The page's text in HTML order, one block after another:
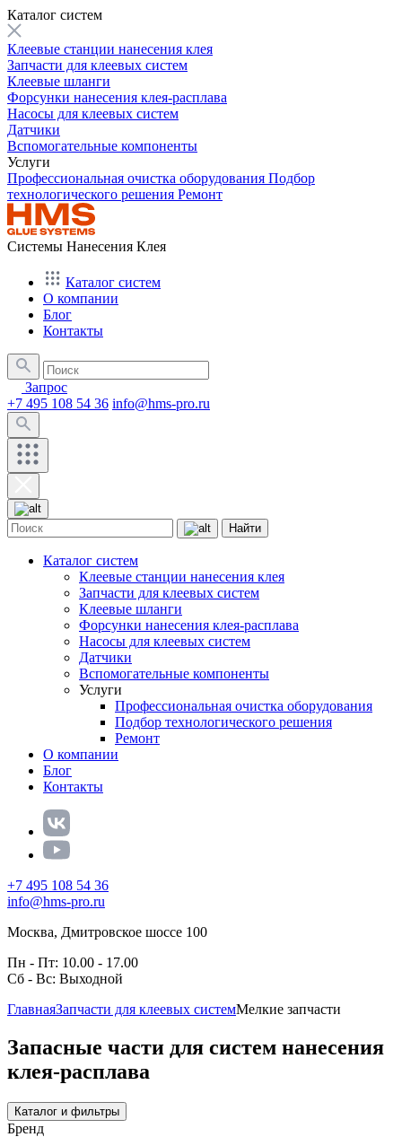
Каталог систем
Клеевые станции нанесения клея
Запчасти для клеевых систем
Клеевые шланги
Форсунки нанесения клея-расплава
Насосы для клеевых систем
Датчики
Вспомогательные компоненты
Услуги
Профессиональная очистка оборудования Подбор
технологического решения Ремонт
Системы Нанесения Клея
Каталог систем
О компании
Блог
Контакты
Запрос
+7 495 108 54 36 info@hms-pro.ru
Найти
Каталог систем
Клеевые станции нанесения клея
Запчасти для клеевых систем
Клеевые шланги
Форсунки нанесения клея-расплава
Насосы для клеевых систем
Датчики
Вспомогательные компоненты
Услуги
Профессиональная очистка оборудования
Подбор технологического решения
Ремонт
О компании
Блог
Контакты
+7 495 108 54 36
info@hms-pro.ru
Москва, Дмитровское шоссе 100
Пн - Пт: 10.00 - 17.00
Сб - Вс: Выходной
ГлавнаяЗапчасти для клеевых системМелкие запчасти
Запасные части для систем нанесения
клея-расплава
Каталог и фильтры
Бренд